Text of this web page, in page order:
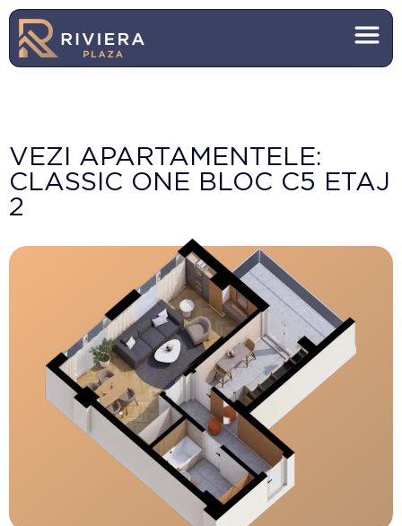
VEZI APARTAMENTELE:
CLASSIC ONE BLOC C5 ETAJ
2